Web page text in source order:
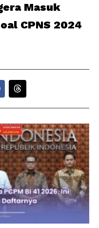
Masuk
CPNS 2024